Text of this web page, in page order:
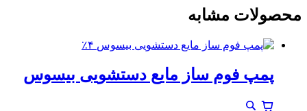
محصولات مشابه
٪۴
پمپ فوم ساز مایع دستشویی بیسوس